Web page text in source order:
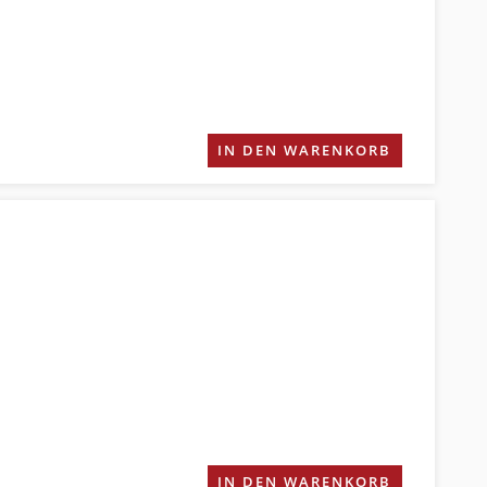
IN DEN WARENKORB
IN DEN WARENKORB